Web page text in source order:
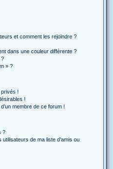
et comment les rejoindre ?
dans une couleur différente ?
?
» ?
!
!
membre de ce forum !
?
de ma liste d’amis ou